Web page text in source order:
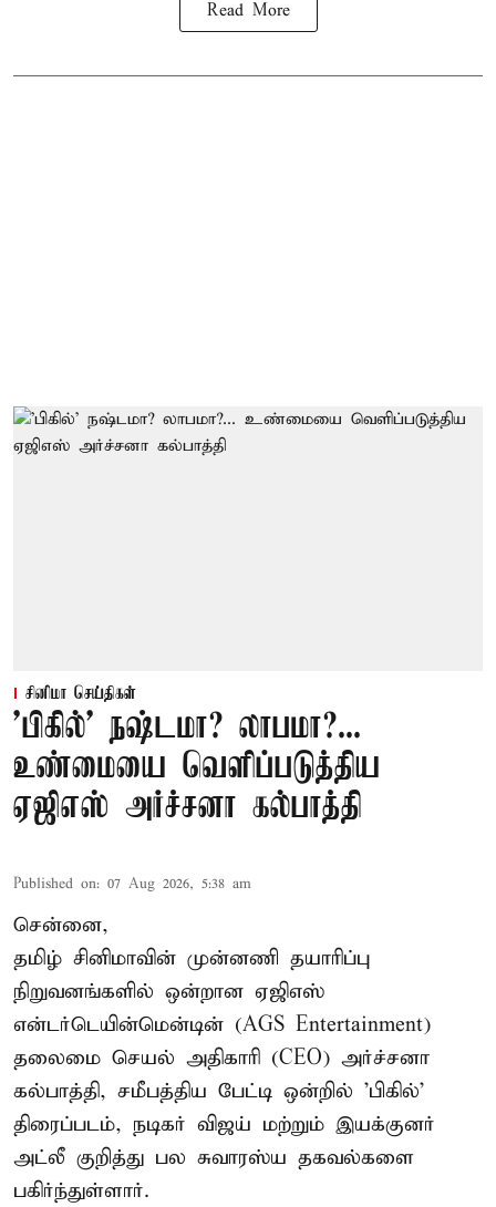
Read More
சினிமா செய்திகள்
'பிகில்' நஷ்டமா? லாபமா?...
உண்மையை வெளிப்படுத்திய
ஏஜிஎஸ் அர்ச்சனா கல்பாத்தி
Published on: 07 Aug 2026, 5:38 am
சென்னை,
தமிழ் சினிமாவின் முன்னணி தயாரிப்பு
நிறுவனங்களில் ஒன்றான ஏஜிஎஸ்
என்டர்டெயின்மென்டின் (AGS Entertainment)
தலைமை செயல் அதிகாரி (CEO) அர்ச்சனா
கல்பாத்தி, சமீபத்திய பேட்டி ஒன்றில் 'பிகில்'
திரைப்படம், நடிகர் விஜய் மற்றும் இயக்குனர்
அட்லீ குறித்து பல சுவாரஸ்ய தகவல்களை
பகிர்ந்துள்ளார்.